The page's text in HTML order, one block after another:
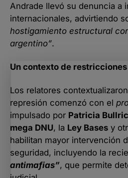
Andrade llevó su denuncia a
internacionales, advirtiendo
hostigamiento estructural
argentino”.
Un contexto de restricciones
Los relatores
represión comenzó con el
impulsado por Patricia
mega DNU, la Ley Bases y
habilitan mayor intervención
seguridad, incluyendo la
antimafias”, que permite